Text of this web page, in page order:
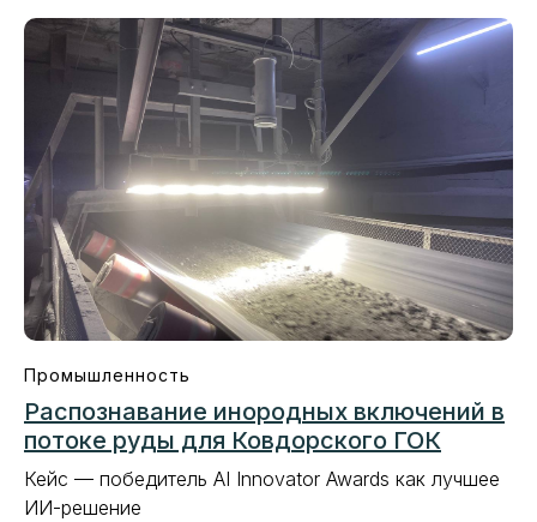
Промышленность
Распознавание инородных включений в
потоке руды для Ковдорского ГОК
Кейс — победитель AI Innovator Awards как лучшее
ИИ-решение